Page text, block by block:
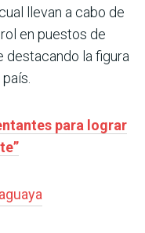
llevan a cabo de
en puestos de
la figura
para lograr